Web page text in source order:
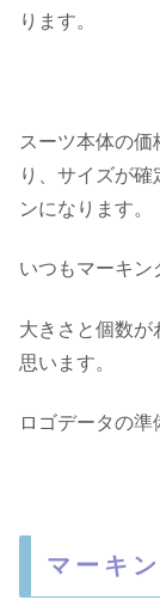
ります。
スーツ本体の
り、サイズが
ンになります。
いつもマーキン
大きさと個数が
思います。
ロゴデータの準
マーキ